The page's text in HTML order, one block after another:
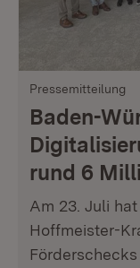
Pressemitteilung
Baden-
rund 6
Am 23. Juli
Hoffmeister-